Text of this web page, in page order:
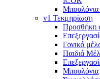
Μπουλόνια
v1 Τεκμηρίωση
Προσθήκη
Γονικό
Παιδιά
Μπουλόνια